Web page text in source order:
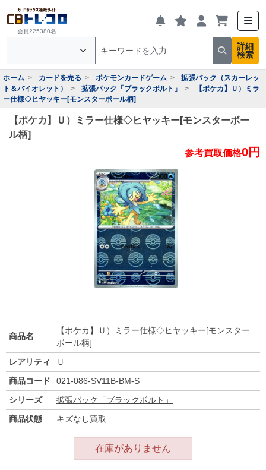
会員225380名
詳細
検索
ホーム カードを売る ポケモンカードゲーム
拡張パック（スカーレッ
ト＆バイオレット）
拡張パック「ブラックボルト」
【ポケカ】Ｕ）ミラ
ー仕様◇ヒヤッキー[モンスターボール柄]
【ポケカ】Ｕ）ミラー仕様◇ヒヤッキー[モンスターボー
ル柄]
参考買取価格0円
商品名
【ポケカ】Ｕ）ミラー仕様◇ヒヤッキー[モンスター
ボール柄]
レアリティ
Ｕ
商品コード
021-086-SV11B-BM-S
シリーズ
拡張パック「ブラックボルト」
商品状態
キズなし買取
在庫がありません